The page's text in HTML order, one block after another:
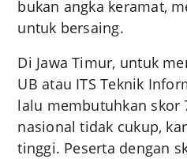
bukan angka keramat,
untuk bersaing.
Di Jawa Timur, untuk
UB atau ITS Teknik
lalu membutuhkan skor
nasional tidak cukup,
tinggi. Peserta dengan